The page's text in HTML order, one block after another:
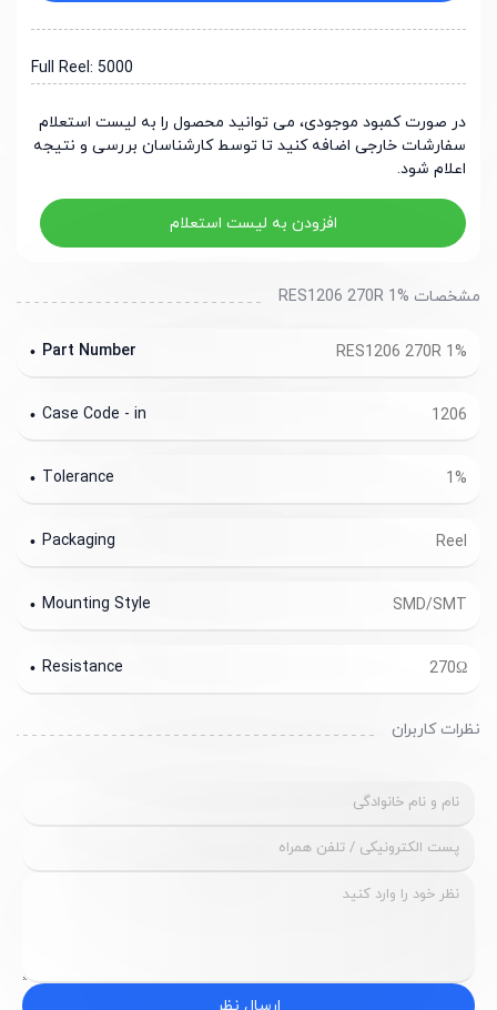
Full Reel: 5000
در صورت کمبود موجودی، می توانید محصول را به لیست استعلام
سفارشات خارجی اضافه کنید تا توسط کارشناسان بررسی و نتیجه
اعلام شود.
افزودن به لیست استعلام
مشخصات RES1206 270R 1%
RES1206 270R 1%
Part Number
1206
Case Code - in
1%
Tolerance
Reel
Packaging
SMD/SMT
Mounting Style
270Ω
Resistance
نظرات کاربران